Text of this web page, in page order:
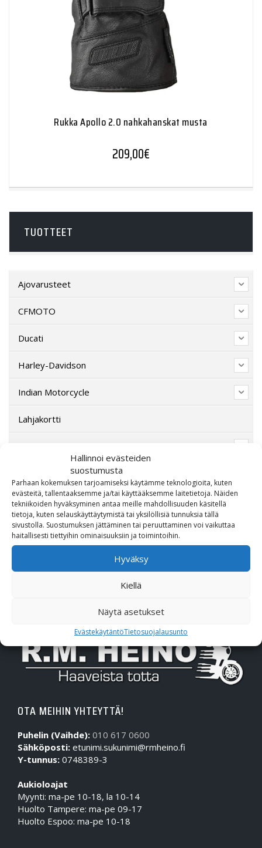
Hallinnoi evästeiden
suostumusta
Parhaan kokemuksen tarjoamiseksi käytämme teknologioita, kuten
evästeitä, tallentaaksemme ja/tai käyttääksemme laitetietoja. Näiden
tekniikoiden hyväksyminen antaa meille mahdollisuuden käsitellä
tietoja, kuten selauskäyttäytymistä tai yksilöllisiä tunnuksia tällä
sivustolla. Suostumuksen jättäminen tai peruuttaminen voi vaikuttaa
haitallisesti tiettyihin ominaisuuksiin ja toimintoihin.
Hyväksy
Kiellä
Näytä asetukset
EvästekäytäntöTietosuojalausunto
Rukka Apollo 2.0 nahkahanskat musta
209,00€
TUOTTEET
Ajovarusteet
CFMOTO
Ducati
Harley-Davidson
Indian Motorcycle
Lahjakortti
Polaris
Suzuki
OTA MEIHIN YHTEYTTÄ!
Puhelin (Vaihde): 010 617 0600
Sähköposti: etunimi.sukunimi@rmheino.fi
Y-tunnus: 0748389-3
Aukioloajat
Myynti: ma-pe 10-18, la 10-14
Huolto Tampere: ma-pe 09-17
Huolto Espoo: ma-pe 10-18